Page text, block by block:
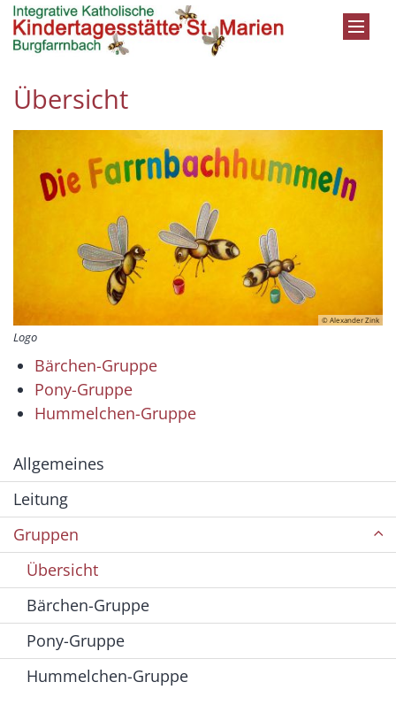
Zum Inhalt springen
Übersicht
© Alexander Zink
Logo
Bärchen-Gruppe
Pony-Gruppe
Hummelchen-Gruppe
Allgemeines
Leitung
Gruppen
Übersicht
Bärchen-Gruppe
Pony-Gruppe
Hummelchen-Gruppe